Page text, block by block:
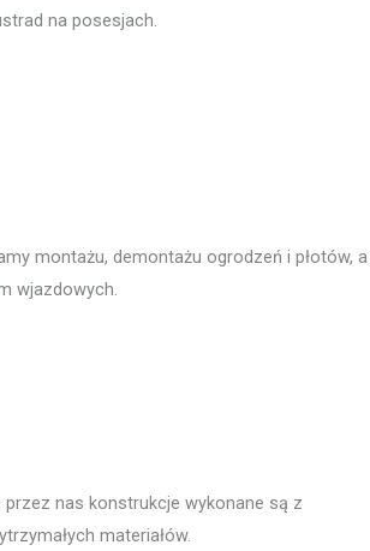
na posesjach.
montażu, demontażu ogrodzeń i płotów, a
wjazdowych.
nas konstrukcje wykonane są z
materiałów.